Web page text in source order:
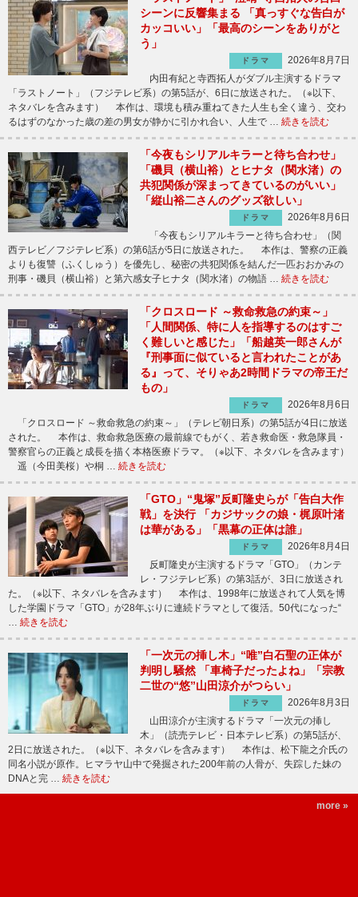
シーンに反響集まる 「真っすぐな告白が
カッコいい」「最高のシーンをありがと
う」
ドラマ
2026年8月7日
内田有紀と寺西拓人がダブル主演するドラマ
「ラストノート」（フジテレビ系）の第5話が、6日に放送された。（※以下、
ネタバレを含みます） 本作は、環境も積み重ねてきた人生も全く違う、交わ
るはずのなかった歳の差の男女が静かに引かれ合い、人生で … 続きを読む
「今夜もシリアルキラーと待ち合わせ」
「磯貝（横山裕）とヒナタ（関水渚）の
共犯関係が深まってきているのがいい」
「縦山裕二さんのグッズ欲しい」
ドラマ
2026年8月6日
「今夜もシリアルキラーと待ち合わせ」（関
西テレビ／フジテレビ系）の第6話が5日に放送された。 本作は、警察の正義
よりも復讐（ふくしゅう）を優先し、秘密の共犯関係を結んだ一匹おおかみの
刑事・磯貝（横山裕）と第六感女子ヒナタ（関水渚）の物語 … 続きを読む
「クロスロード ～救命救急の約束～」
「人間関係、特に人を指導するのはすご
く難しいと感じた」「船越英一郎さんが
『刑事面に似ていると言われたことがあ
る』って、そりゃあ2時間ドラマの帝王だ
もの」
ドラマ
2026年8月6日
「クロスロード ～救命救急の約束～」（テレビ朝日系）の第5話が4日に放送
された。 本作は、救命救急医療の最前線でもがく、若き救命医・救急隊員・
警察官らの正義と成長を描く本格医療ドラマ。（※以下、ネタバレを含みます）
遥（今田美桜）や桐 … 続きを読む
「GTO」“鬼塚”反町隆史らが「告白大作
戦」を決行 「カジサックの娘・梶原叶渚
は華がある」「黒幕の正体は誰」
ドラマ
2026年8月4日
反町隆史が主演するドラマ「GTO」（カンテ
レ・フジテレビ系）の第3話が、3日に放送され
た。（※以下、ネタバレを含みます） 本作は、1998年に放送されて人気を博
した学園ドラマ「GTO」が28年ぶりに連続ドラマとして復活。50代になった“
… 続きを読む
「一次元の挿し木」“唯”白石聖の正体が
判明し騒然 「車椅子だったよね」「宗教
二世の“悠”山田涼介がつらい」
ドラマ
2026年8月3日
山田涼介が主演するドラマ「一次元の挿し
木」（読売テレビ・日本テレビ系）の第5話が、
2日に放送された。（※以下、ネタバレを含みます） 本作は、松下龍之介氏の
同名小説が原作。ヒマラヤ山中で発掘された200年前の人骨が、失踪した妹の
DNAと完 … 続きを読む
more »